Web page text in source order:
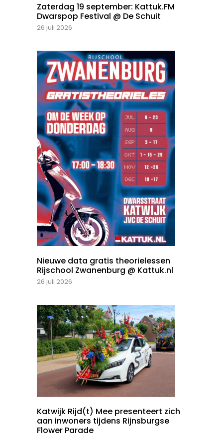
Zaterdag 19 september: Kattuk.FM
Dwarspop Festival @ De Schuit
26 juli 2026
Nieuwe data gratis theorielessen
Rijschool Zwanenburg @ Kattuk.nl
26 juli 2026
Katwijk Rijd(t) Mee presenteert zich
aan inwoners tijdens Rijnsburgse
Flower Parade